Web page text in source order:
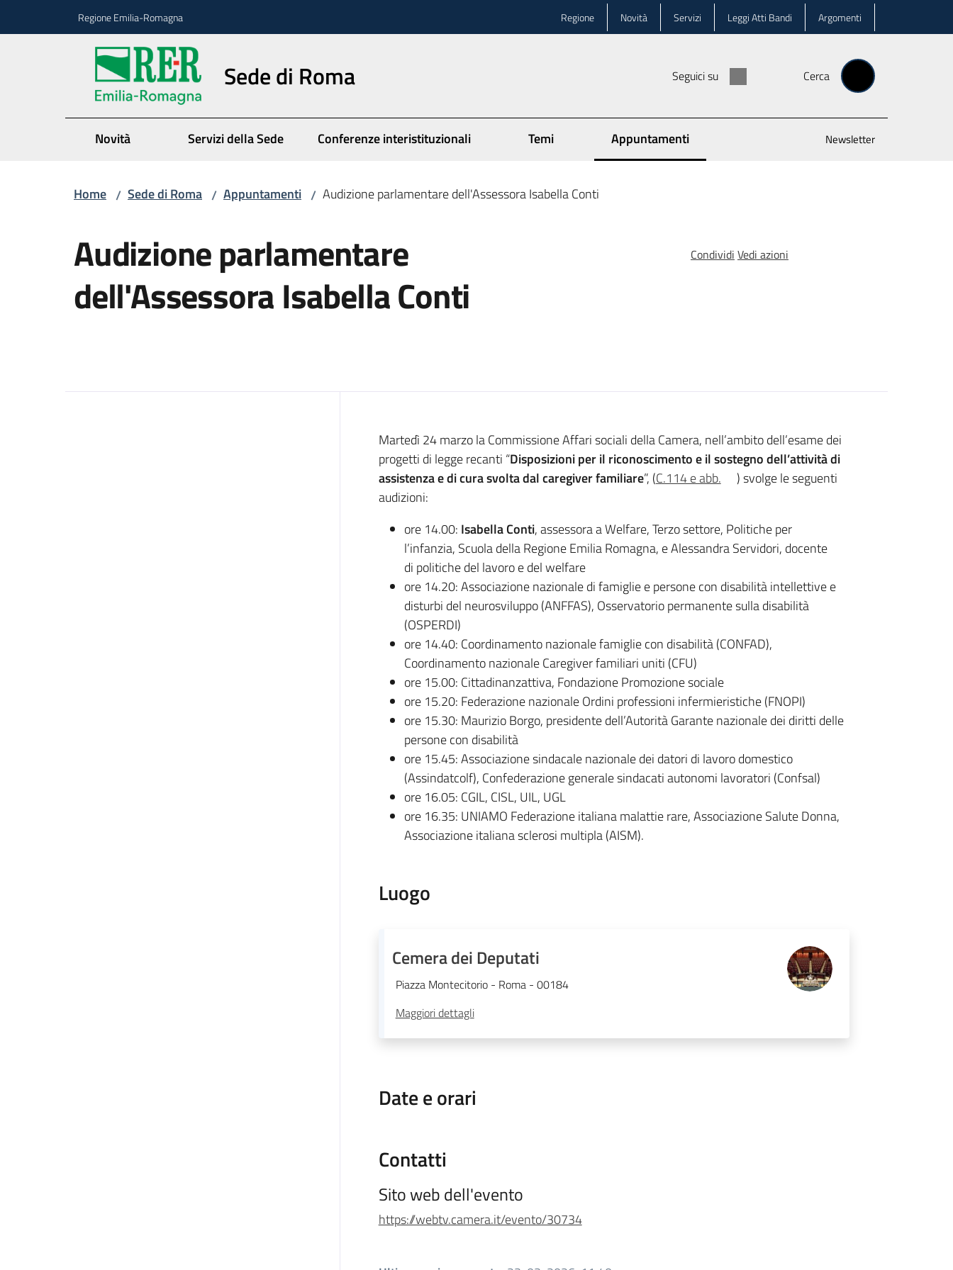
Regione Emilia-Romagna Regione Novità Servizi Leggi Atti Bandi Argomenti
Sede di Roma Seguici su Cerca
Novità Servizi della Sede Conferenze interistituzionali Temi Appuntamenti
Menu selezionato Newsletter
Home / Sede di Roma / Appuntamenti / Audizione parlamentare dell'Assessora Isabella Conti
Audizione parlamentare
dell'Assessora Isabella Conti
Condividi Vedi azioni
Cos'è
Martedì 24 marzo la Commissione Affari sociali della Camera, nell’ambito dell’esame dei
progetti di legge recanti “Disposizioni per il riconoscimento e il sostegno dell’attività di
assistenza e di cura svolta dal caregiver familiare”, (C.114 e abb.
) svolge le seguenti
audizioni:
ore 14.00: Isabella Conti, assessora a Welfare, Terzo settore, Politiche per
l’infanzia, Scuola della Regione Emilia Romagna, e Alessandra Servidori, docente
di politiche del lavoro e del welfare
ore 14.20: Associazione nazionale di famiglie e persone con disabilità intellettive e
disturbi del neurosviluppo (ANFFAS), Osservatorio permanente sulla disabilità
(OSPERDI)
ore 14.40: Coordinamento nazionale famiglie con disabilità (CONFAD),
Coordinamento nazionale Caregiver familiari uniti (CFU)
ore 15.00: Cittadinanzattiva, Fondazione Promozione sociale
ore 15.20: Federazione nazionale Ordini professioni infermieristiche (FNOPI)
ore 15.30: Maurizio Borgo, presidente dell’Autorità Garante nazionale dei diritti delle
persone con disabilità
ore 15.45: Associazione sindacale nazionale dei datori di lavoro domestico
(Assindatcolf), Confederazione generale sindacati autonomi lavoratori (Confsal)
ore 16.05: CGIL, CISL, UIL, UGL
ore 16.35: UNIAMO Federazione italiana malattie rare, Associazione Salute Donna,
Associazione italiana sclerosi multipla (AISM).
Luogo
Cemera dei Deputati
Piazza Montecitorio - Roma - 00184
Maggiori dettagli
Date e orari
Contatti
Sito web dell'evento
https://webtv.camera.it/evento/30734